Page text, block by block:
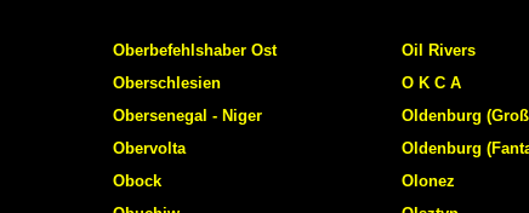
Oberbefehlshaber Ost
Oberschlesien
Obersenegal - Niger
Obervolta
Obock
Oil Rivers
O K C A
Oldenburg
Oldenburg
Olonez